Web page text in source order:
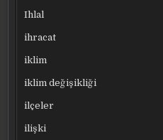
Ihlal
ihracat
iklim
iklim değişikliği
ilçeler
ilişki